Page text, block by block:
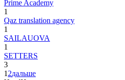
Prime Academy
1
Qaz translation agency
1
SAILAUOVA
1
SETTERS
3
1 2дальше